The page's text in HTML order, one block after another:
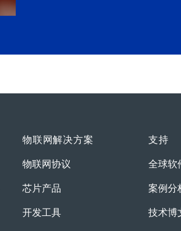
物联网解决方案
物联网协议
芯片产品
开发工具
支持
全球软
案例分
技术博